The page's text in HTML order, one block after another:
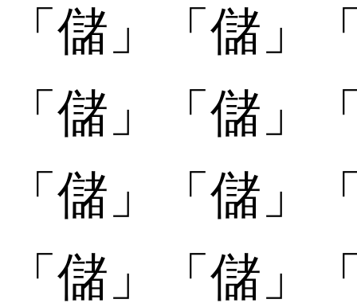
「儲󠄄」 「儲󠄄」
「儲󠄅」 「儲󠄅」
「儲󠄆」 「儲󠄆」
「儲󠄇」 「儲󠄇」